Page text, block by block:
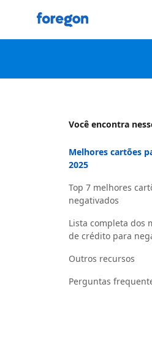
Foregon.com
Você encontra
Melhores cartões
2025
Top 7 melhores
negativados
Lista completa dos
de crédito para
Outros recursos
Perguntas